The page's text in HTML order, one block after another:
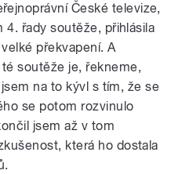
České televize,
4. řady soutěže, přihlásila
překvapení. A
soutěže je, řekneme,
na to kývl s tím, že se
se potom rozvinulo
jsem až v tom
která ho dostala